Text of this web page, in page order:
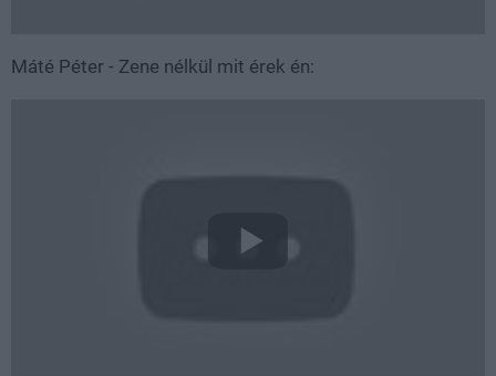
Máté Péter - Zene nélkül mit érek én: